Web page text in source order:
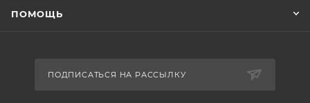
ПОМОЩЬ
ПОДПИСАТЬСЯ НА РАССЫЛКУ